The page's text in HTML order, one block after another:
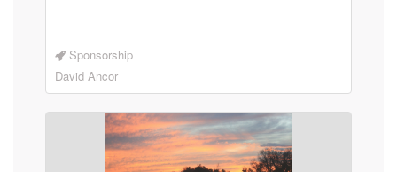
Sponsorship
David Ancor